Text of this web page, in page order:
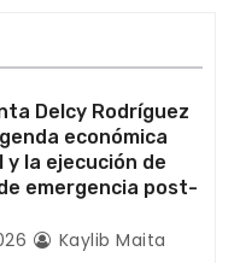
Delcy Rodríguez
económica
y la ejecución de
emergencia post-
Kaylib Maita